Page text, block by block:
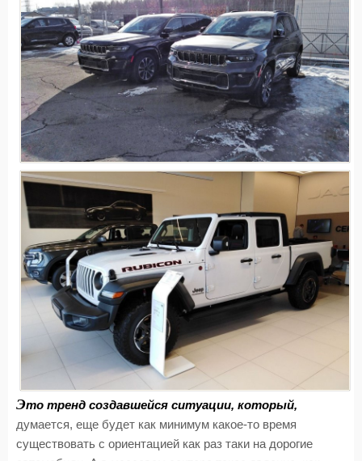
Это тренд создавшейся ситуации, который,
думается, еще будет как минимум какое-то время
существовать с ориентацией как раз таки на дорогие